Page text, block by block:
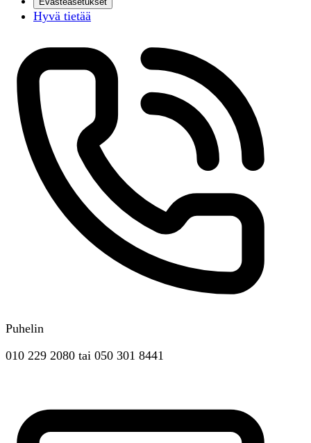
Hyvä tietää
Puhelin
010 229 2080 tai 050 301 8441